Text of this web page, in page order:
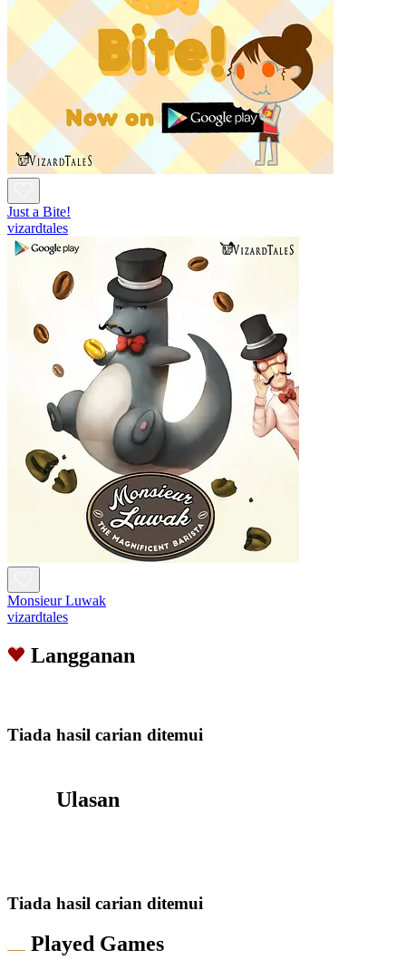
Just a Bite!
vizardtales
Monsieur Luwak
vizardtales
Langganan
Tiada hasil carian ditemui
Ulasan
Tiada hasil carian ditemui
Played Games